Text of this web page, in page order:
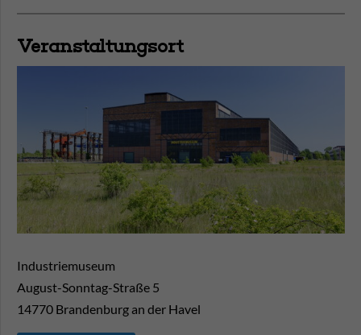
Veranstaltungsort
Industriemuseum
August-Sonntag-Straße 5
14770 Brandenburg an der Havel